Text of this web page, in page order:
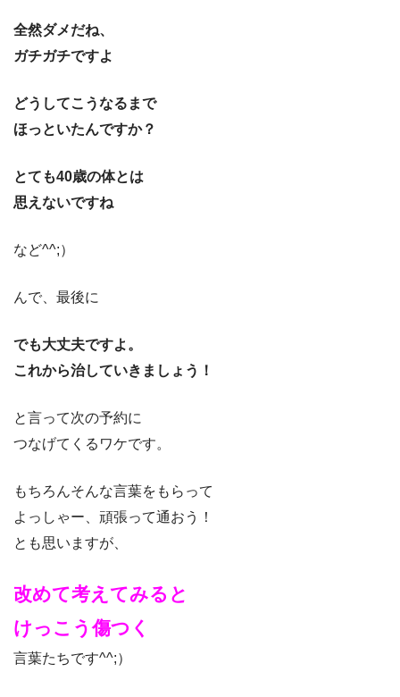
全然ダメだね、
ガチガチですよ
どうしてこうなるまで
ほっといたんですか？
とても40歳の体とは
思えないですね
など^^;）
んで、最後に
でも大丈夫ですよ。
これから治していきましょう！
と言って次の予約に
つなげてくるワケです。
もちろんそんな言葉をもらって
よっしゃー、頑張って通おう！
とも思いますが、
改めて考えてみると
けっこう傷つく
言葉たちです^^;）